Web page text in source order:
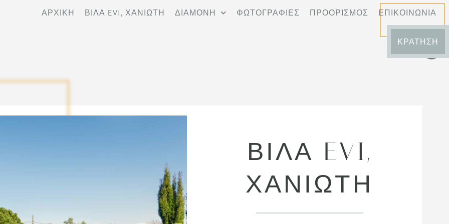
ΑΡΧΙΚΉ ΒΊΛΑ EVI, ΧΑΝΙΏΤΗ ΔΙΑΜΟΝΉ ΦΩΤΟΓΡΑΦΊΕΣ ΠΡΟΟΡΙΣΜΌΣ ΕΠΙΚΟΙΝΩΝΊΑ
ΚΡΆΤΗΣΗ
ΒΊΛΑ EVI,
ΧΑΝΙΏΤΗ